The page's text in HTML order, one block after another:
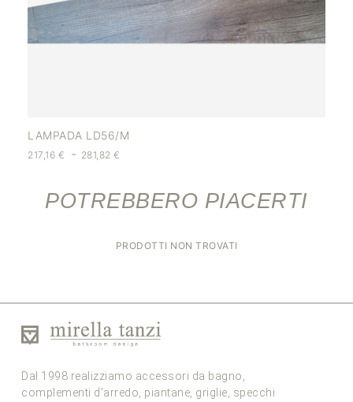
LAMPADA LD56/M
217,16 € - 281,82€
POTREBBERO PIACERTI
PRODOTTI NON TROVATI
Dal 1998 realizziamo accessori da bagno,
complementi d’arredo, piantane, griglie, specchi